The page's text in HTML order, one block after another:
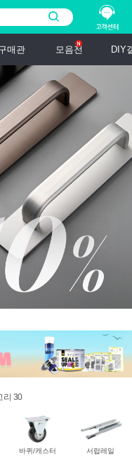
매관 모음전 DIY
리 30
바퀴/캐스터 서랍레일